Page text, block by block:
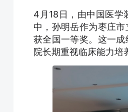
4月18日，由中国医
中，孙明岳作为枣庄
获全国一等奖。这一
院长期重视临床能力培